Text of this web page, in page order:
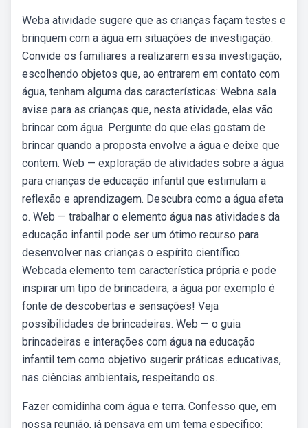
Weba atividade sugere que as crianças façam testes e
brinquem com a água em situações de investigação.
Convide os familiares a realizarem essa investigação,
escolhendo objetos que, ao entrarem em contato com
água, tenham alguma das características: Webna sala
avise para as crianças que, nesta atividade, elas vão
brincar com água. Pergunte do que elas gostam de
brincar quando a proposta envolve a água e deixe que
contem. Web — exploração de atividades sobre a água
para crianças de educação infantil que estimulam a
reflexão e aprendizagem. Descubra como a água afeta
o. Web — trabalhar o elemento água nas atividades da
educação infantil pode ser um ótimo recurso para
desenvolver nas crianças o espírito científico.
Webcada elemento tem característica própria e pode
inspirar um tipo de brincadeira, a água por exemplo é
fonte de descobertas e sensações! Veja
possibilidades de brincadeiras. Web — o guia
brincadeiras e interações com água na educação
infantil tem como objetivo sugerir práticas educativas,
nas ciências ambientais, respeitando os.
Fazer comidinha com água e terra. Confesso que, em
nossa reunião, já pensava em um tema específico: